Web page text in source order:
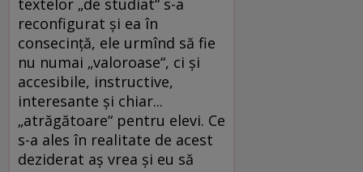
textelor „de studiat“ s-a
reconfigurat şi ea în
consecinţă, ele urmînd să fie
nu numai „valoroase“, ci şi
accesibile, instructive,
interesante şi chiar...
„atrăgătoare“ pentru elevi. Ce
s-a ales în realitate de acest
deziderat aş vrea şi eu să